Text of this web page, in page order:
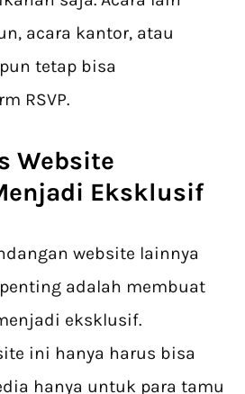
acara kantor, atau
tetap bisa
RSVP.
Website
Eksklusif
website lainnya
adalah membuat
eksklusif.
ini hanya harus bisa
hanya untuk para tamu